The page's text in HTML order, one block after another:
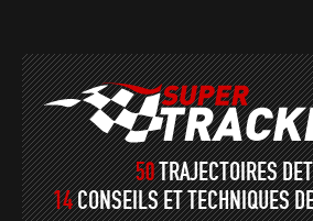
50TRAJECTOIRES
14CONSEILS ET TECHNIQUES